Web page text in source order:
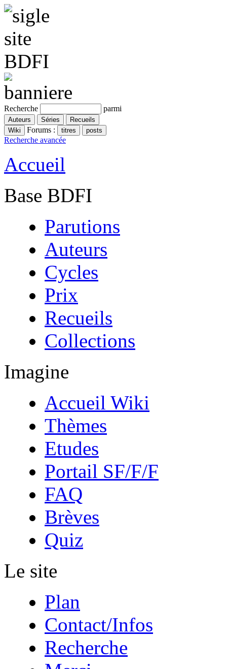
Recherche parmi
Forums :
Recherche avancée
Accueil
Base BDFI
Parutions
Auteurs
Cycles
Prix
Recueils
Collections
Imagine
Accueil Wiki
Thèmes
Etudes
Portail SF/F/F
FAQ
Brèves
Quiz
Le site
Plan
Contact/Infos
Recherche